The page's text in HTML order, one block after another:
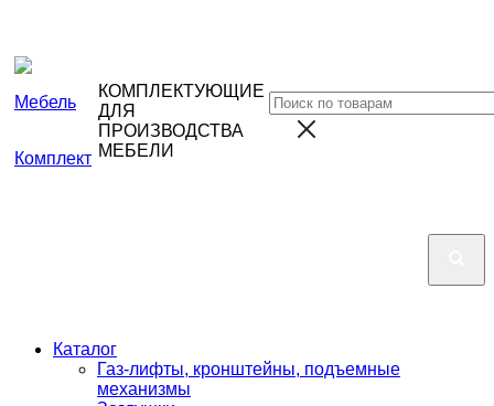
КОМПЛЕКТУЮЩИЕ
ДЛЯ
ПРОИЗВОДСТВА
МЕБЕЛИ
Каталог
Газ-лифты, кронштейны, подъемные
механизмы